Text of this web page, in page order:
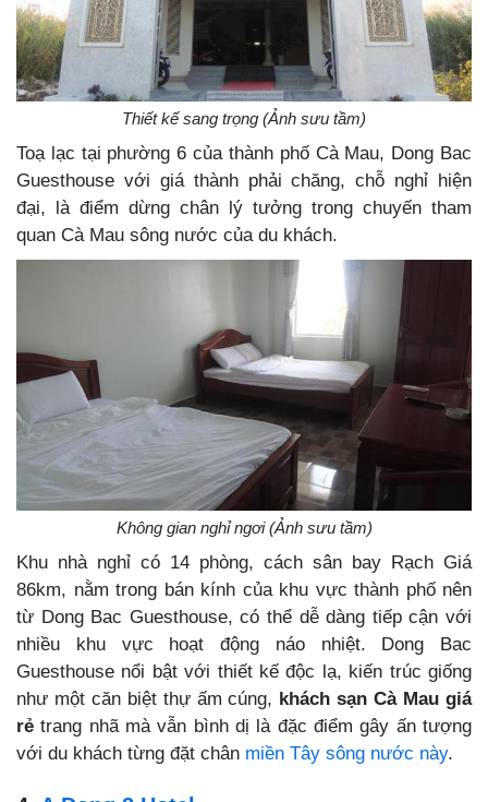
Thiết kế sang trọng (Ảnh sưu tầm)
Toạ lạc tại phường 6 của thành phố Cà Mau, Dong Bac
Guesthouse với giá thành phải chăng, chỗ nghỉ hiện
đại, là điểm dừng chân lý tưởng trong chuyến tham
quan Cà Mau sông nước của du khách.
Không gian nghỉ ngơi (Ảnh sưu tầm)
Khu nhà nghỉ có 14 phòng, cách sân bay Rạch Giá
86km, nằm trong bán kính của khu vực thành phố nên
từ Dong Bac Guesthouse, có thể dễ dàng tiếp cận với
nhiều khu vực hoạt động náo nhiệt. Dong Bac
Guesthouse nổi bật với thiết kế độc lạ, kiến trúc giống
như một căn biệt thự ấm cúng, khách sạn Cà Mau giá
rẻ trang nhã mà vẫn bình dị là đặc điểm gây ấn tượng
với du khách từng đặt chân miền Tây sông nước này.